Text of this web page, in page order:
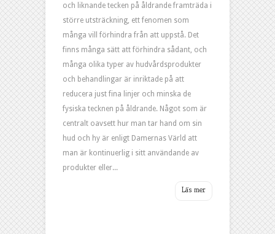
och liknande tecken på åldrande framträda i
större utsträckning, ett fenomen som
många vill förhindra från att uppstå. Det
finns många sätt att förhindra sådant, och
många olika typer av hudvårdsprodukter
och behandlingar är inriktade på att
reducera just fina linjer och minska de
fysiska tecknen på åldrande. Något som är
centralt oavsett hur man tar hand om sin
hud och hy är enligt Damernas Värld att
man är kontinuerlig i sitt användande av
produkter eller...